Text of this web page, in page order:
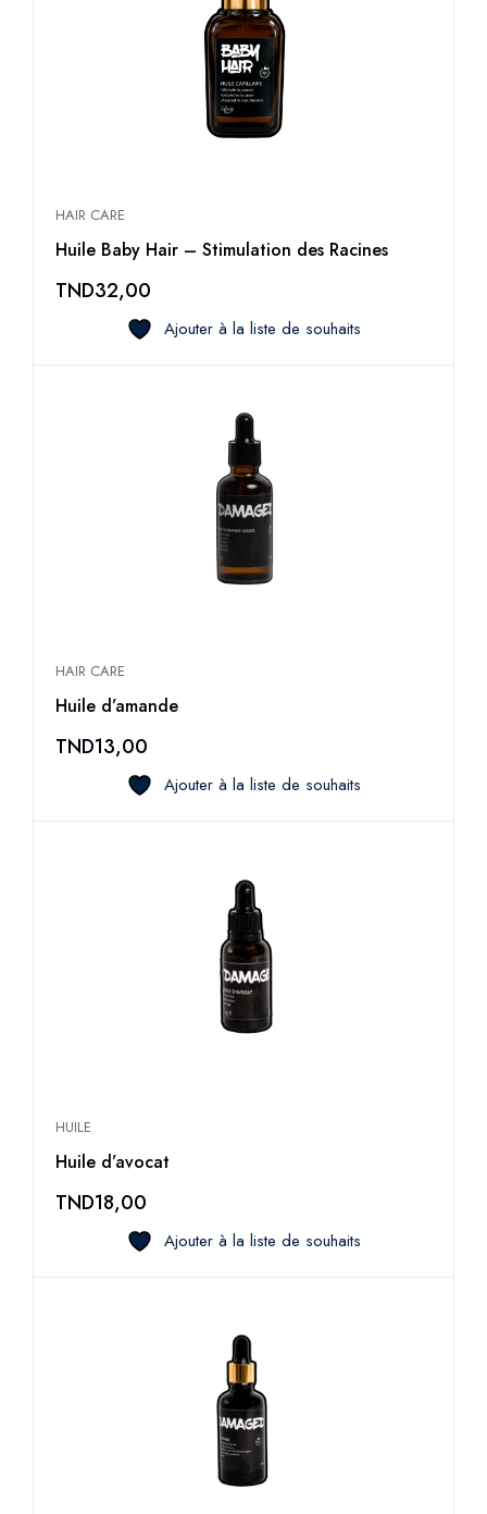
HAIR CARE
Huile Baby Hair – Stimulation des Racines
TND32,00
Ajouter à la liste de souhaits
HAIR CARE
Huile d’amande
TND13,00
Ajouter à la liste de souhaits
HUILE
Huile d’avocat
TND18,00
Ajouter à la liste de souhaits